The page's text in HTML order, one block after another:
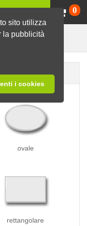
sito utilizza
la pubblicità
i cookies
0
ovale
rettangolare